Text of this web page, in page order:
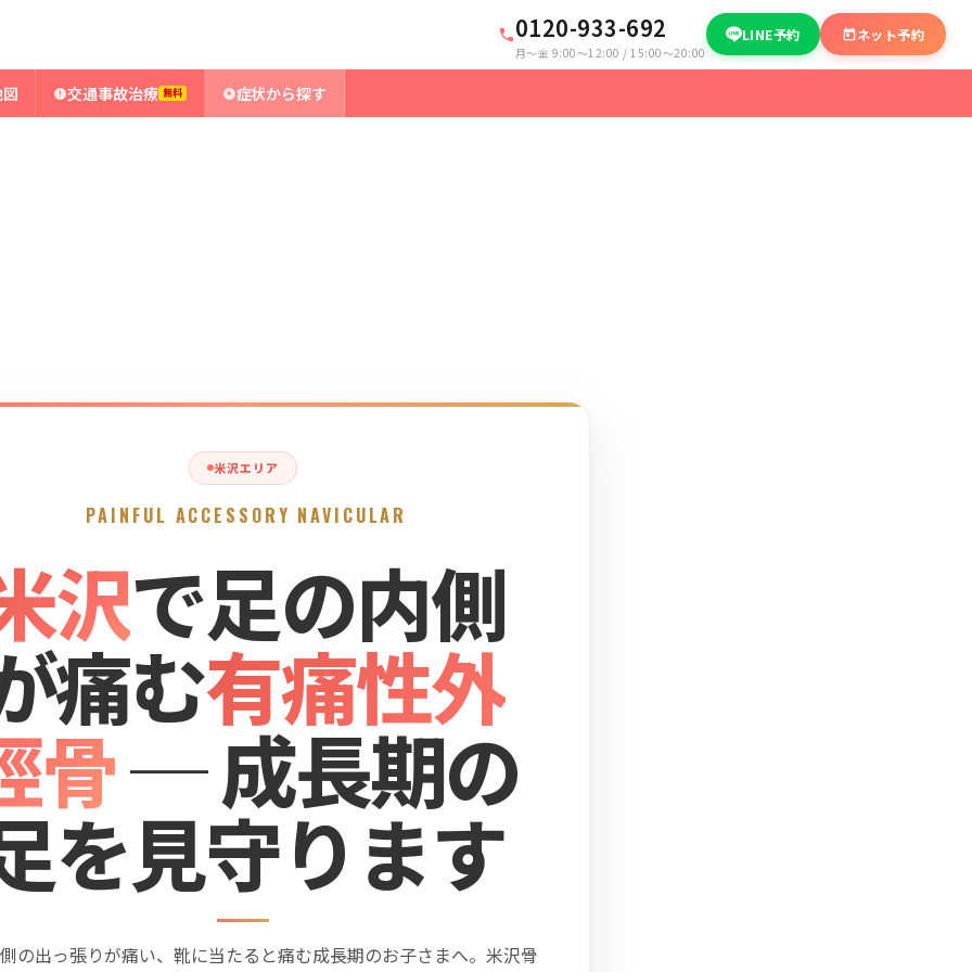
0120-933-692
月〜金 9:00〜12:00 / 15:00〜20:00
LINE予約 ネット予約
交通事故治療 無料 症状から探す
米沢エリア
PAINFUL ACCESSORY NAVICULAR
沢で足の内側
痛む有痛性外
骨─ 成長期の
を見守ります
の出っ張りが痛い、靴に当たると痛む成長期のお子さまへ。米沢骨